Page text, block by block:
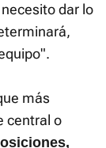
dar lo
más
central o